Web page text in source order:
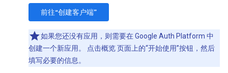
前往“创建客户端”
如果您还没有应用，则需要在 Google Auth Platform 中
创建一个新应用。 点击概览 页面上的“开始使用”按钮，然后
填写必要的信息。